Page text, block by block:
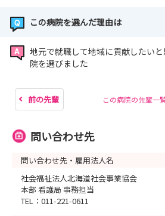
この病院を選んだ理由は
地元で就職して地域に貢献したい
院を選びました
前の先輩 この病院の先輩一
問い合わせ先
問い合わせ先・雇用法人名
社会福祉法人北海道社会事業協会
本部 看護局 事務担当
TEL：011-221-0611